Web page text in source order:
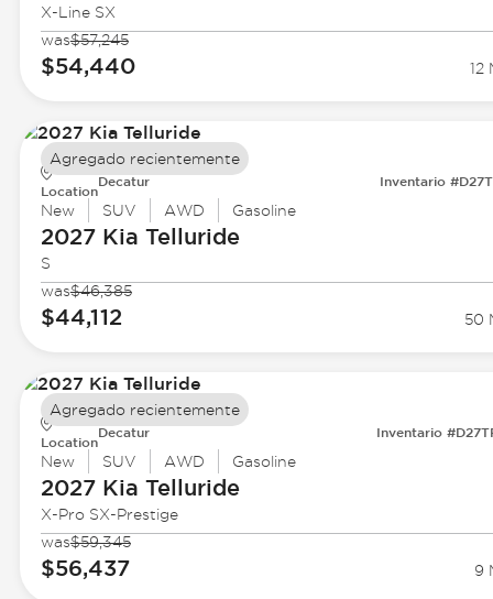
X-Line SX
was$57,245
$54,440 12
Location
Decatur Inventario
New SUV AWD Gasoline
2027 Kia Telluride
S
was$46,385
$44,112 50
Agregado recientemente
Location
Decatur Inventario
New SUV AWD Gasoline
2027 Kia Telluride
X-Pro SX-Prestige
was$59,345
$56,437 9
Agregado recientemente